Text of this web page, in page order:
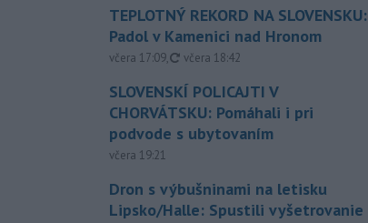
TEPLOTNÝ REKORD NA SLOVENSKU:
Padol v Kamenici nad Hronom
včera 17:09, aktualizované
včera 18:42
SLOVENSKÍ POLICAJTI V
CHORVÁTSKU: Pomáhali i pri
podvode s ubytovaním
včera 19:21
Dron s výbušninami na letisku
Lipsko/Halle: Spustili vyšetrovanie